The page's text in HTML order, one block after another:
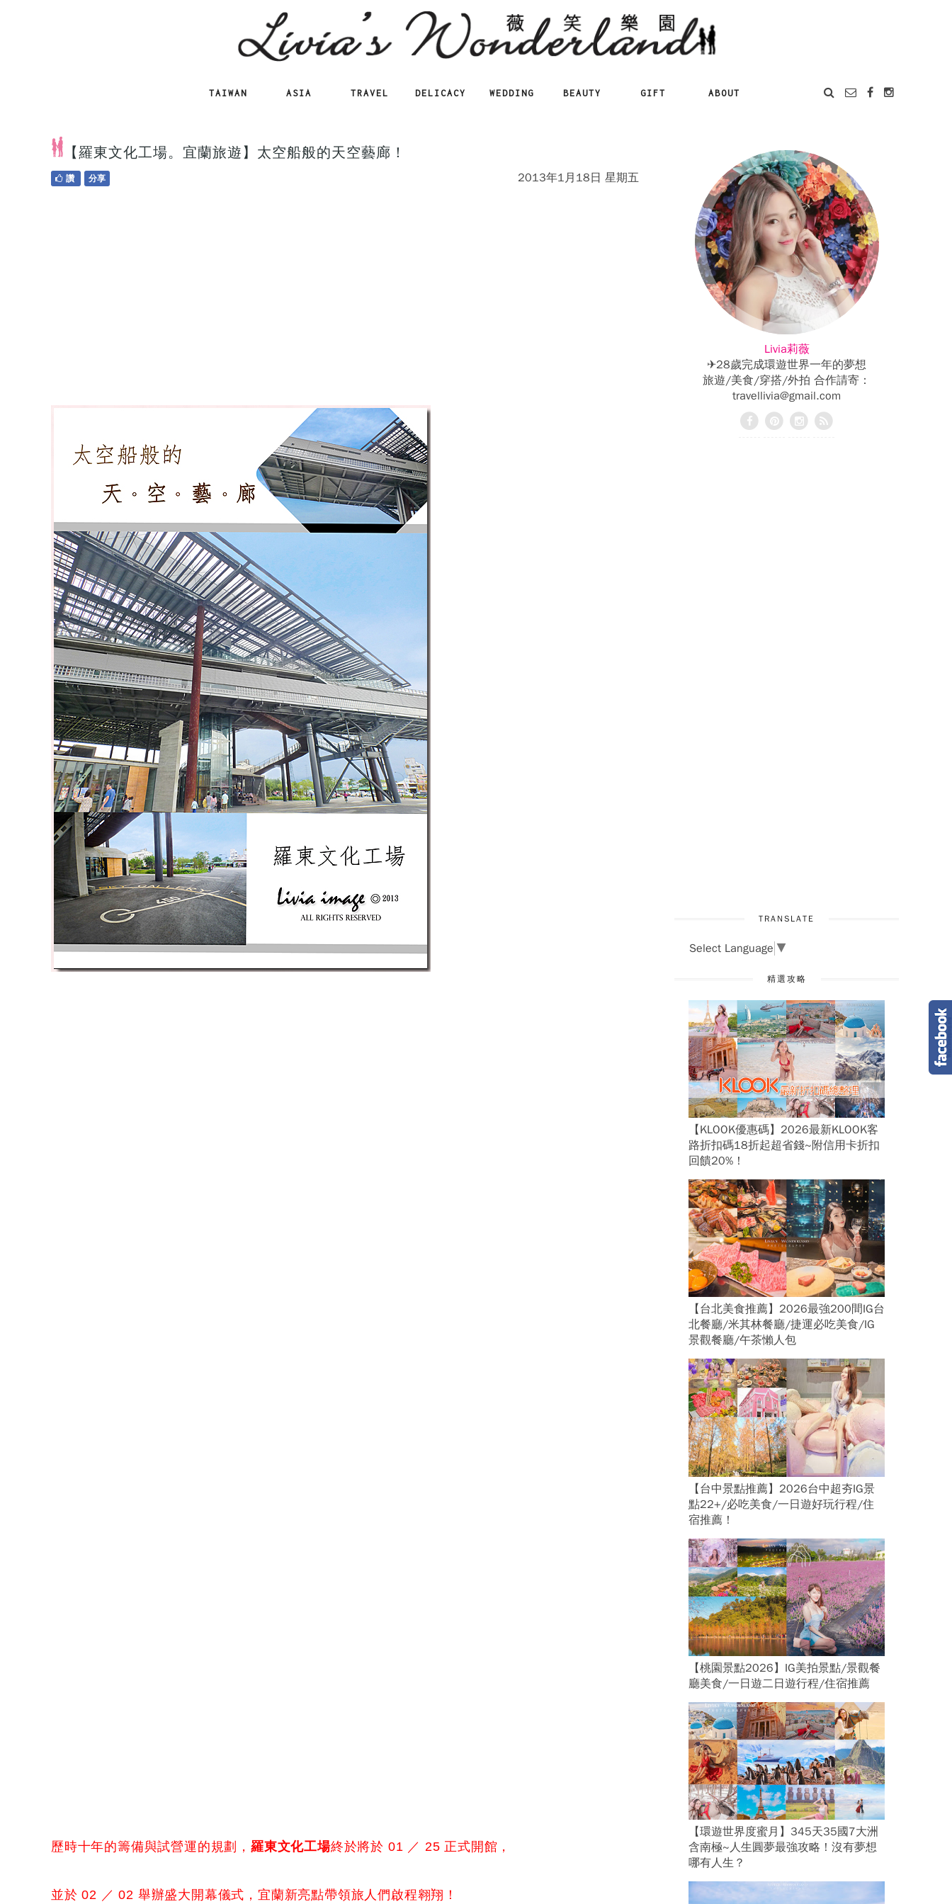
TAIWAN ASIA TRAVEL DELICACY WEDDING BEAUTY GIFT ABOUT
【羅東文化工場。宜蘭旅遊】太空船般的天空藝廊！
2013年1月18日 星期五
讚 分享
歷時十年的籌備與試營運的規劃， 羅東文化工場終於將於 01 ／ 25 正式開館，
並於 02 ／ 02 舉辦盛大開幕儀式，宜蘭新亮點帶領旅人們啟程翱翔！
Livia莉薇
✈28歲完成環遊世界一年的夢想
旅遊/美食/穿搭/外拍 合作請寄：
travellivia@gmail.com
TRANSLATE
Select Language ▼
精選攻略
【KLOOK優惠碼】2026最新KLOOK客
路折扣碼18折起超省錢~附信用卡折扣
回饋20%！
【台北美食推薦】2026最強200間IG台
北餐廳/米其林餐廳/捷運必吃美食/IG
景觀餐廳/午茶懶人包
【台中景點推薦】2026台中超夯IG景
點22+/必吃美食/一日遊好玩行程/住
宿推薦！
【桃園景點2026】IG美拍景點/景觀餐
廳美食/一日遊二日遊行程/住宿推薦
【環遊世界度蜜月】345天35國7大洲
含南極~人生圓夢最強攻略！沒有夢想
哪有人生？